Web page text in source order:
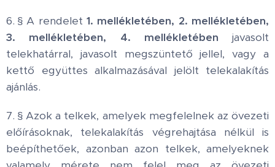
6. § A rendelet 1. mellékletében, 2. mellékletében,
3. mellékletében, 4. mellékletében javasolt
telekhatárral, javasolt megszüntető jellel, vagy a
kettő együttes alkalmazásával jelölt telekalakítás
ajánlás.
7. § Azok a telkek, amelyek megfelelnek az övezeti
előírásoknak, telekalakítás végrehajtása nélkül is
beépíthetőek, azonban azon telkek, amelyeknek